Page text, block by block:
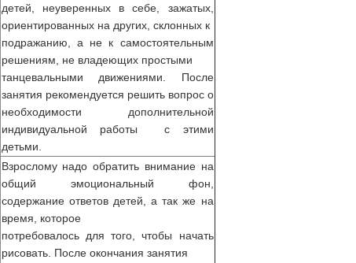
детей, неуверенных в себе, зажатых,
ориентированных на других, склонных к
подражанию, а не к самостоятельным
решениям, не владеющих простыми
танцевальными движениями. После
занятия рекомендуется решить вопрос о
необходимости дополнительной
индивидуальной работы с этими
детьми.
Взрослому надо обратить внимание на
общий эмоциональный фон,
содержание ответов детей, а так же на
время, которое
потребовалось для того, чтобы начать
рисовать. После окончания занятия